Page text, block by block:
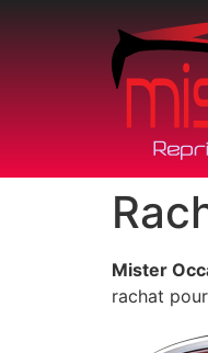
Mister
rachat